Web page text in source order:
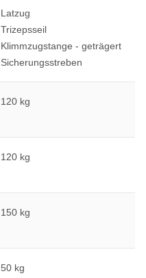
Latzug
Trizepsseil
Klimmzugstange - geträgert
Sicherungsstreben
120 kg
120 kg
150 kg
50 kg